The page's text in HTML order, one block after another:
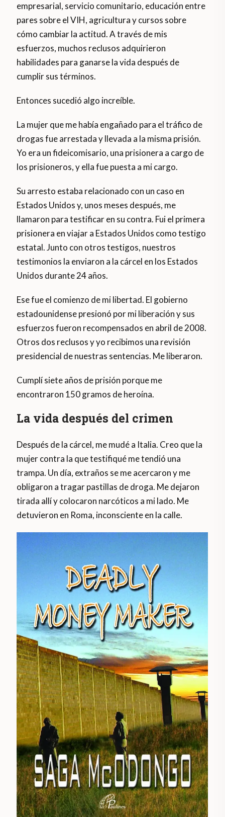
empresarial, servicio comunitario, educación entre
pares sobre el VIH, agricultura y cursos sobre
cómo cambiar la actitud. A través de mis
esfuerzos, muchos reclusos adquirieron
habilidades para ganarse la vida después de
cumplir sus términos.
Entonces sucedió algo increíble.
La mujer que me había engañado para el tráfico de
drogas fue arrestada y llevada a la misma prisión.
Yo era un fideicomisario, una prisionera a cargo de
los prisioneros, y ella fue puesta a mi cargo.
Su arresto estaba relacionado con un caso en
Estados Unidos y, unos meses después, me
llamaron para testificar en su contra. Fui el primera
prisionera en viajar a Estados Unidos como testigo
estatal. Junto con otros testigos, nuestros
testimonios la enviaron a la cárcel en los Estados
Unidos durante 24 años.
Ese fue el comienzo de mi libertad. El gobierno
estadounidense presionó por mi liberación y sus
esfuerzos fueron recompensados ​​en abril de 2008.
Otros dos reclusos y yo recibimos una revisión
presidencial de nuestras sentencias. Me liberaron.
Cumplí siete años de prisión porque me
encontraron 150 gramos de heroína.
La vida después del crimen
Después de la cárcel, me mudé a Italia. Creo que la
mujer contra la que testifiqué me tendió una
trampa. Un día, extraños se me acercaron y me
obligaron a tragar pastillas de droga. Me dejaron
tirada allí y colocaron narcóticos a mi lado. Me
detuvieron en Roma, inconsciente en la calle.